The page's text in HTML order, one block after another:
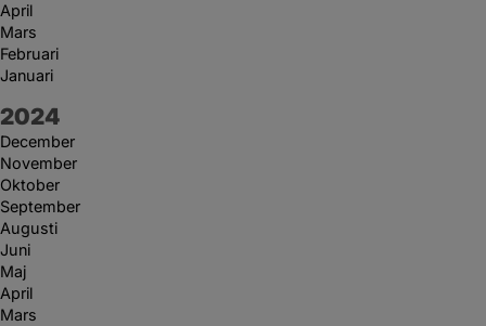
April
Mars
Februari
Januari
År:
2024
December
November
Oktober
September
Augusti
Juni
Maj
April
Mars